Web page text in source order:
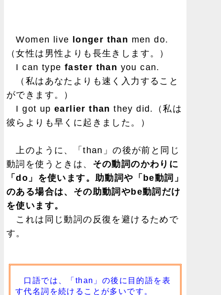
Women live longer than men do.
（女性は男性よりも長生きします。）
I can type faster than you can.
（私はあなたよりも速く入力すること
ができます。）
I got up earlier than they did.（私は
彼らよりも早くに起きました。）
上のように、「than」の後が前と同じ
動詞を使うときは、 その動詞のかわりに
「do」を使います。助動詞や「be動詞」
のある場合は、その助動詞やbe動詞だけ
を使います。
これは同じ動詞の反復を避けるためで
す。
口語では、「than」の後に目的語を表
す代名詞を続けることが多いです。